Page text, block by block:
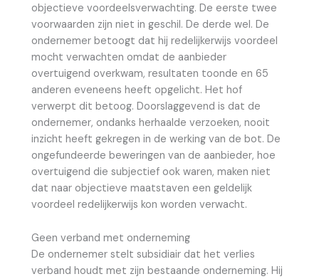
objectieve voordeelsverwachting. De eerste twee
voorwaarden zijn niet in geschil. De derde wel. De
ondernemer betoogt dat hij redelijkerwijs voordeel
mocht verwachten omdat de aanbieder
overtuigend overkwam, resultaten toonde en 65
anderen eveneens heeft opgelicht. Het hof
verwerpt dit betoog. Doorslaggevend is dat de
ondernemer, ondanks herhaalde verzoeken, nooit
inzicht heeft gekregen in de werking van de bot. De
ongefundeerde beweringen van de aanbieder, hoe
overtuigend die subjectief ook waren, maken niet
dat naar objectieve maatstaven een geldelijk
voordeel redelijkerwijs kon worden verwacht.
Geen verband met onderneming
De ondernemer stelt subsidiair dat het verlies
verband houdt met zijn bestaande onderneming. Hij